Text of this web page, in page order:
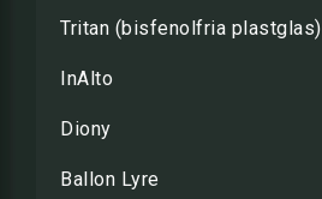
Tritan (bisfenolfria plastglas)
InAlto
Diony
Ballon Lyre